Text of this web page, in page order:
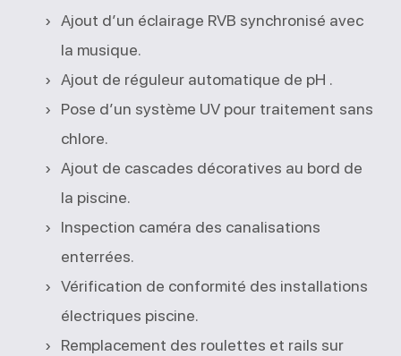
Ajout d’un éclairage RVB synchronisé avec
la musique.
Ajout de réguleur automatique de pH .
Pose d’un système UV pour traitement sans
chlore.
Ajout de cascades décoratives au bord de
la piscine.
Inspection caméra des canalisations
enterrées.
Vérification de conformité des installations
électriques piscine.
Remplacement des roulettes et rails sur